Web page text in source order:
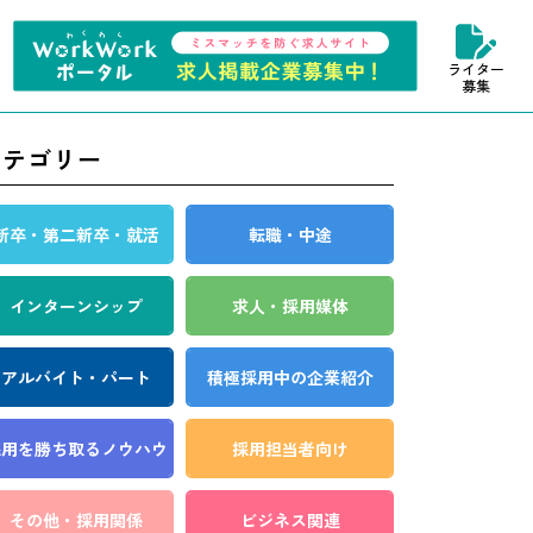
ライター
募集
ゴリー
卒・第二新卒・就活 転職・中途
インターンシップ 求人・採用媒体
アルバイト・パート 積極採用中の企業紹介
を勝ち取る ノウハウ 採用担当者向け
その他・採用関係 ビジネス関連